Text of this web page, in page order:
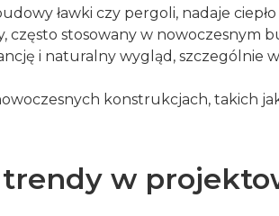
ławki czy pergoli, nadaje
często stosowany w nowoczesnym
i naturalny wygląd, szczególnie
konstrukcjach, takich
w